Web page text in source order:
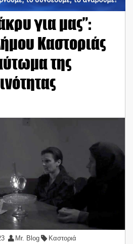
για μας”:
Καστοριάς
της
Mr. Blog Καστοριά